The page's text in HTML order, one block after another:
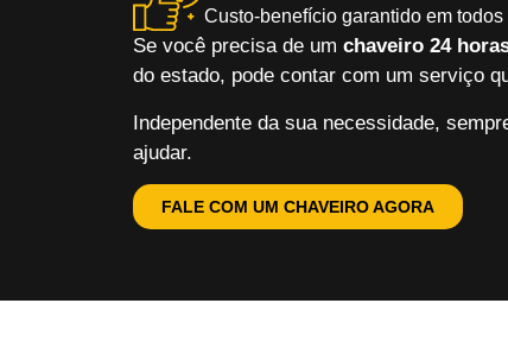
Custo-benefício garantido em todos
Se você precisa de um chaveiro 24
do estado, pode contar com um serviço
Independente da sua necessidade,
ajudar.
FALE COM UM CHAVEIRO AGORA